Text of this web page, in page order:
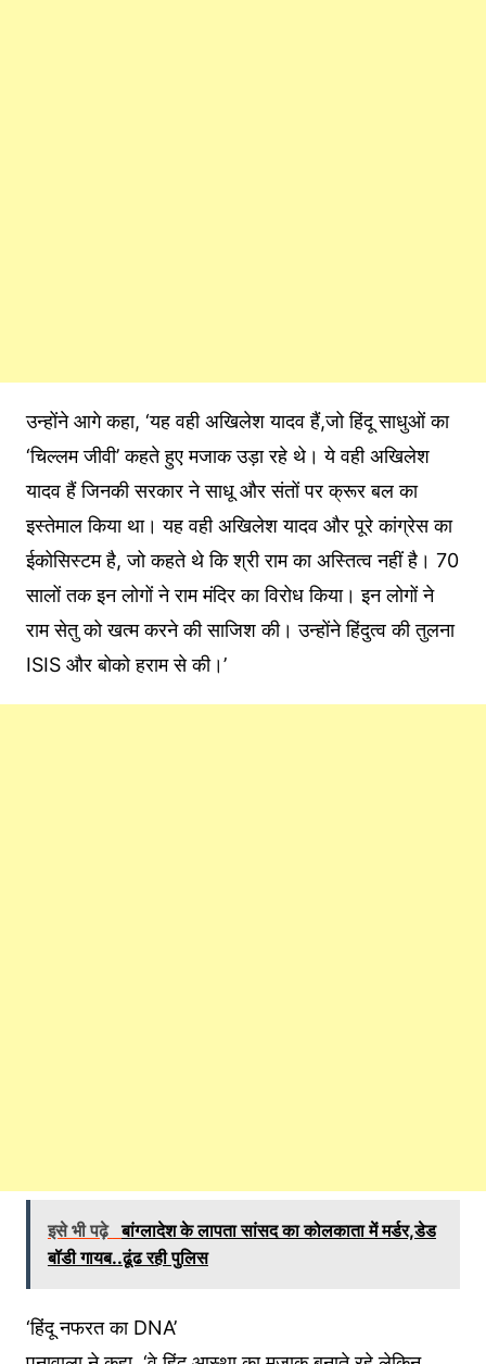
उन्होंने आगे कहा, ‘यह वही अखिलेश यादव हैं,जो हिंदू साधुओं का
‘चिल्लम जीवी’ कहते हुए मजाक उड़ा रहे थे। ये वही अखिलेश
यादव हैं जिनकी सरकार ने साधू और संतों पर क्रूर बल का
इस्तेमाल किया था। यह वही अखिलेश यादव और पूरे कांग्रेस का
ईकोसिस्टम है, जो कहते थे कि श्री राम का अस्तित्व नहीं है। 70
सालों तक इन लोगों ने राम मंदिर का विरोध किया। इन लोगों ने
राम सेतु को खत्म करने की साजिश की। उन्होंने हिंदुत्व की तुलना
ISIS और बोको हराम से की।’
इसे भी पढ़े बांग्लादेश के लापता सांसद का कोलकाता में मर्डर,डेड
बॉडी गायब..ढूंढ रही पुलिस
‘हिंदू नफरत का DNA’